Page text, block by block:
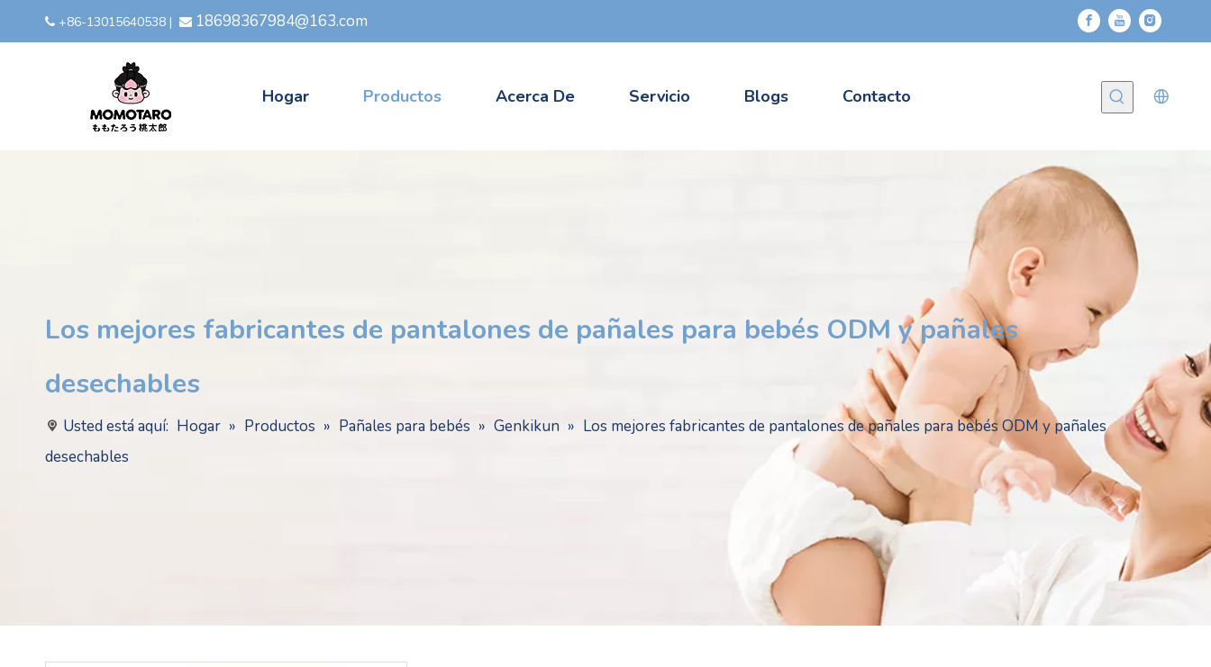
 +86-13015640538 |  18698367984@163.com
Hogar Productos Acerca De Servicio Blogs Contacto
Los mejores fabricantes de pantalones de pañales para bebés ODM y pañales
desechables
Usted está aquí: Hogar » Productos » Pañales para bebés » Genkikun » Los mejores fabricantes de pantalones de pañales para bebés ODM y pañales
desechables